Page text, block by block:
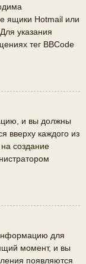
ящики Hotmail или
указания
тег BBCode
и вы должны
вверху каждого из
создание
для
момент, и вы
появляются